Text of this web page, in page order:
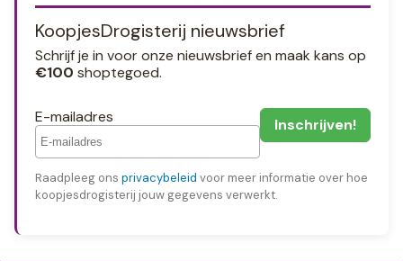
KoopjesDrogisterij nieuwsbrief
Schrijf je in voor onze nieuwsbrief en maak kans op
€100 shoptegoed.
E-mailadres
Raadpleeg ons privacybeleid voor meer informatie over hoe
koopjesdrogisterij jouw gegevens verwerkt.